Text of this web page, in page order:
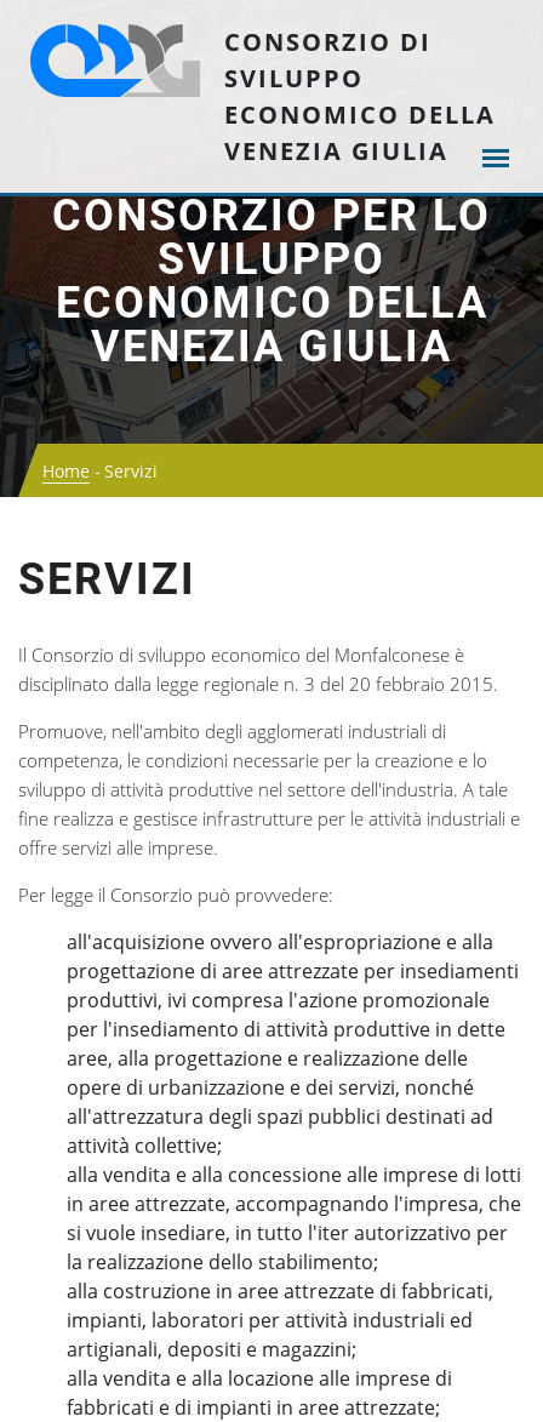
CONSORZIO DI
SVILUPPO
ECONOMICO DELLA
VENEZIA GIULIA
CONSORZIO PER LO
SVILUPPO
ECONOMICO DELLA
VENEZIA GIULIA
Home Servizi
SERVIZI
Il Consorzio di sviluppo economico del Monfalconese è
disciplinato dalla legge regionale n. 3 del 20 febbraio 2015.
Promuove, nell'ambito degli agglomerati industriali di
competenza, le condizioni necessarie per la creazione e lo
sviluppo di attività produttive nel settore dell'industria. A tale
fine realizza e gestisce infrastrutture per le attività industriali e
offre servizi alle imprese.
Per legge il Consorzio può provvedere:
all'acquisizione ovvero all'espropriazione e alla
progettazione di aree attrezzate per insediamenti
produttivi, ivi compresa l'azione promozionale
per l'insediamento di attività produttive in dette
aree, alla progettazione e realizzazione delle
opere di urbanizzazione e dei servizi, nonché
all'attrezzatura degli spazi pubblici destinati ad
attività collettive;
alla vendita e alla concessione alle imprese di lotti
in aree attrezzate, accompagnando l'impresa, che
si vuole insediare, in tutto l'iter autorizzativo per
la realizzazione dello stabilimento;
alla costruzione in aree attrezzate di fabbricati,
impianti, laboratori per attività industriali ed
artigianali, depositi e magazzini;
alla vendita e alla locazione alle imprese di
fabbricati e di impianti in aree attrezzate;